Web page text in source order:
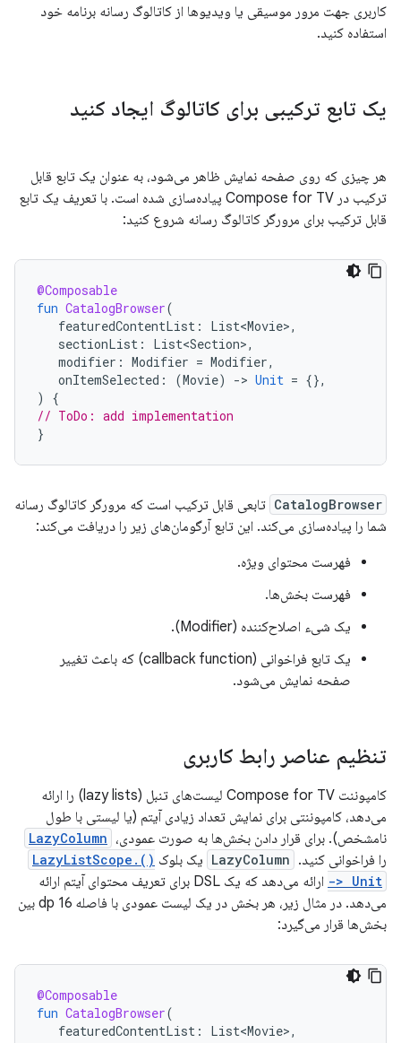
کاربری جهت مرور موسیقی یا ویدیوها از کاتالوگ رسانه برنامه خود
استفاده کنید.
یک تابع ترکیبی برای کاتالوگ ایجاد کنید
هر چیزی که روی صفحه نمایش ظاهر می‌شود، به عنوان یک تابع قابل
ترکیب در Compose for TV پیاده‌سازی شده است. با تعریف یک تابع
قابل ترکیب برای مرورگر کاتالوگ رسانه شروع کنید:
@Composable
fun CatalogBrowser(
featuredContentList : List<Movie>,
sectionList : List<Section>,
modifier : Modifier = Modifier,
onItemSelected : (Movie) -> Unit = {},
)
{
// ToDo: add implementation
}
CatalogBrowser تابعی قابل ترکیب است که مرورگر کاتالوگ رسانه
شما را پیاده‌سازی می‌کند. این تابع آرگومان‌های زیر را دریافت می‌کند:
فهرست محتوای ویژه.
فهرست بخش‌ها.
یک شیء اصلاح‌کننده (Modifier).
یک تابع فراخوانی (callback function) که باعث تغییر
صفحه نمایش می‌شود.
تنظیم عناصر رابط کاربری
کامپوننت Compose for TV لیست‌های تنبل (lazy lists) را ارائه
می‌دهد، کامپوننتی برای نمایش تعداد زیادی آیتم (یا لیستی با طول
نامشخص). برای قرار دادن بخش‌ها به صورت عمودی، LazyColumn
را فراخوانی کنید. LazyColumn یک بلوک LazyListScope.()
-> Unit
ارائه می‌دهد که یک DSL برای تعریف محتوای آیتم ارائه
می‌دهد. در مثال زیر، هر بخش در یک لیست عمودی با فاصله 16 dp بین
بخش‌ها قرار می‌گیرد:
@Composable
fun CatalogBrowser(
featuredContentList : List<Movie>,